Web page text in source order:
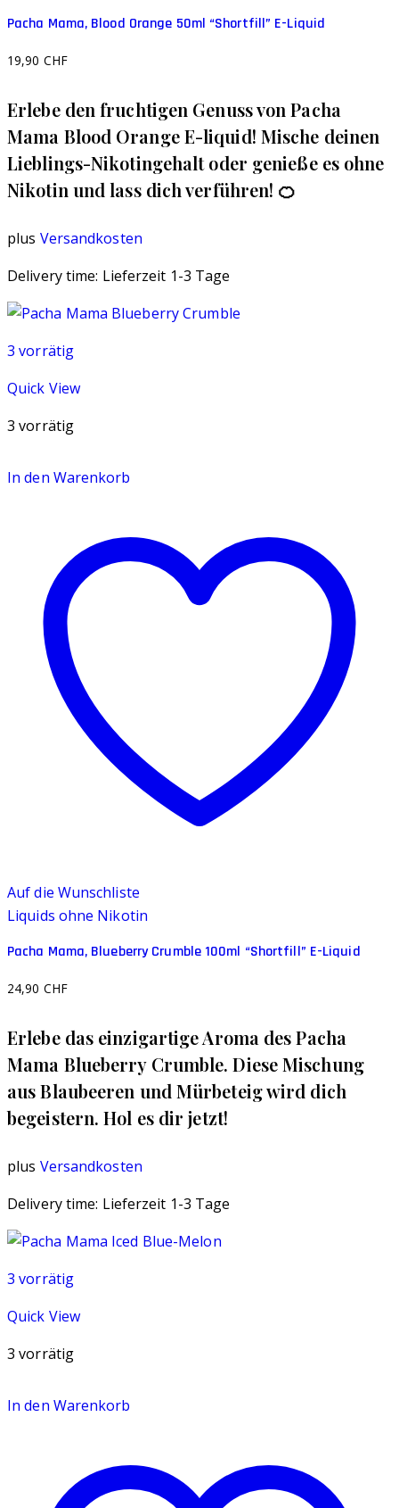
Pacha Mama, Blood Orange 50ml “Shortfill” E-Liquid
19,90 CHF
Erlebe den fruchtigen Genuss von Pacha
Mama Blood Orange E-liquid! Mische deinen
Lieblings-Nikotingehalt oder genieße es ohne
Nikotin und lass dich verführen! 🍊
plus Versandkosten
Delivery time: Lieferzeit 1-3 Tage
3 vorrätig
Quick View
3 vorrätig
In den Warenkorb
Auf die Wunschliste
Liquids ohne Nikotin
Pacha Mama, Blueberry Crumble 100ml “Shortfill” E-Liquid
24,90 CHF
Erlebe das einzigartige Aroma des Pacha
Mama Blueberry Crumble. Diese Mischung
aus Blaubeeren und Mürbeteig wird dich
begeistern. Hol es dir jetzt!
plus Versandkosten
Delivery time: Lieferzeit 1-3 Tage
3 vorrätig
Quick View
3 vorrätig
In den Warenkorb